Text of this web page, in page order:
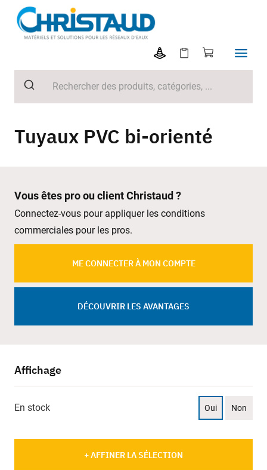
Tuyaux PVC bi-orienté
Vous êtes pro ou client Christaud ?
Connectez-vous pour appliquer les conditions
commerciales pour les pros.
ME CONNECTER À MON COMPTE
DÉCOUVRIR LES AVANTAGES
Affichage
En stock Oui Non
+ AFFINER LA SÉLECTION